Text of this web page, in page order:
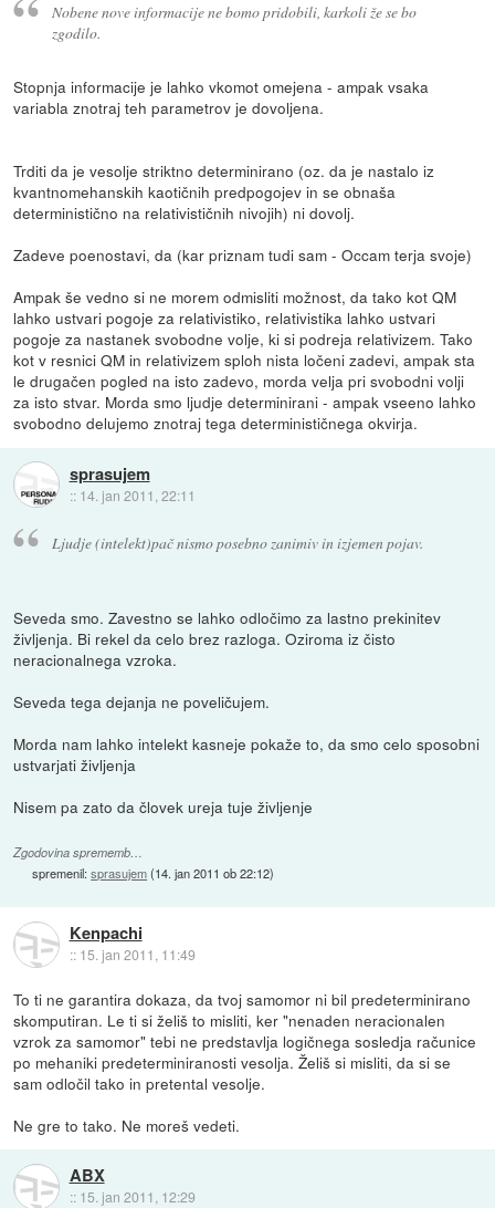
Nobene nove informacije ne bomo pridobili, karkoli že se bo
zgodilo.
Stopnja informacije je lahko vkomot omejena - ampak vsaka
variabla znotraj teh parametrov je dovoljena.
Trditi da je vesolje striktno determinirano (oz. da je nastalo iz
kvantnomehanskih kaotičnih predpogojev in se obnaša
deterministično na relativističnih nivojih) ni dovolj.
Zadeve poenostavi, da (kar priznam tudi sam - Occam terja svoje)
Ampak še vedno si ne morem odmisliti možnost, da tako kot QM
lahko ustvari pogoje za relativistiko, relativistika lahko ustvari
pogoje za nastanek svobodne volje, ki si podreja relativizem. Tako
kot v resnici QM in relativizem sploh nista ločeni zadevi, ampak sta
le drugačen pogled na isto zadevo, morda velja pri svobodni volji
za isto stvar. Morda smo ljudje determinirani - ampak vseeno lahko
svobodno delujemo znotraj tega determinističnega okvirja.
sprasujem
:: 14. jan 2011, 22:11
Ljudje (intelekt)pač nismo posebno zanimiv in izjemen pojav.
Seveda smo. Zavestno se lahko odločimo za lastno prekinitev
življenja. Bi rekel da celo brez razloga. Oziroma iz čisto
neracionalnega vzroka.
Seveda tega dejanja ne poveličujem.
Morda nam lahko intelekt kasneje pokaže to, da smo celo sposobni
ustvarjati življenja
Nisem pa zato da človek ureja tuje življenje
Zgodovina sprememb…
spremenil:sprasujem(14. jan 2011 ob 22:12)
Kenpachi
:: 15. jan 2011, 11:49
To ti ne garantira dokaza, da tvoj samomor ni bil predeterminirano
skomputiran. Le ti si želiš to misliti, ker "nenaden neracionalen
vzrok za samomor" tebi ne predstavlja logičnega sosledja računice
po mehaniki predeterminiranosti vesolja. Želiš si misliti, da si se
sam odločil tako in pretental vesolje.
Ne gre to tako. Ne moreš vedeti.
ABX
:: 15. jan 2011, 12:29